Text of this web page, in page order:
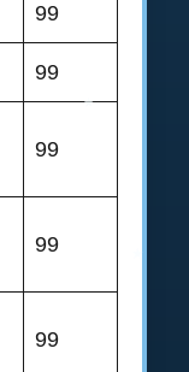
99
99
99
99
99